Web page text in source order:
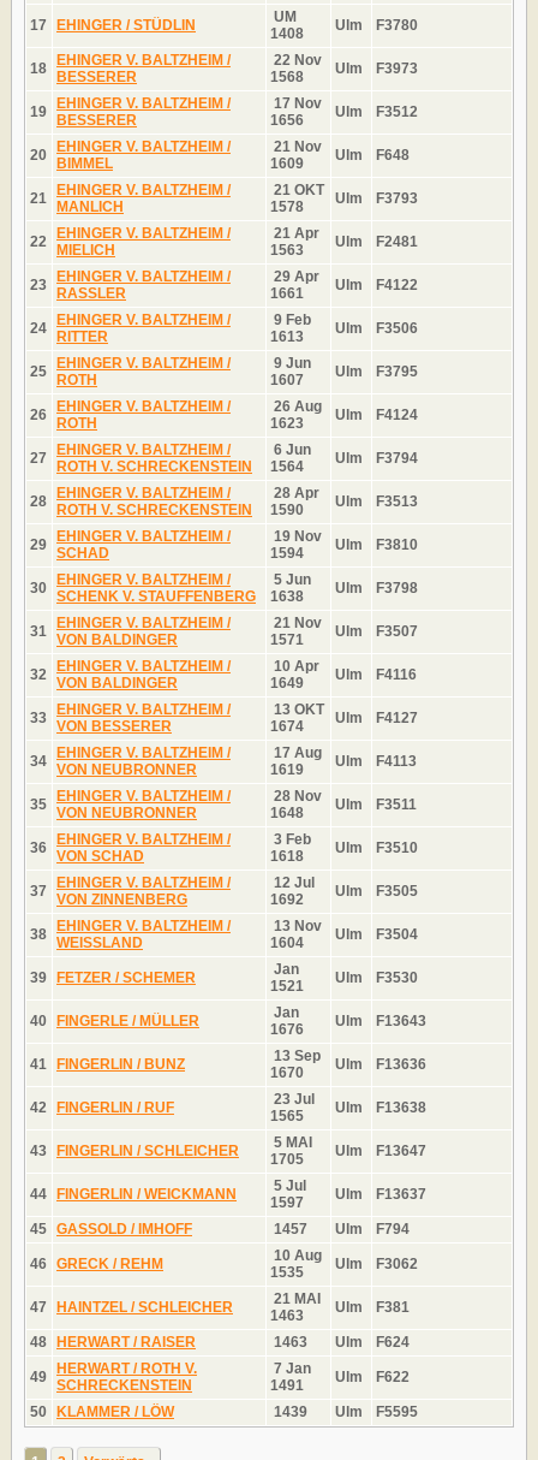
17 EHINGER / STÜDLIN
UM
1408
Ulm F3780
18 EHINGER V. BALTZHEIM /
BESSERER
22 Nov
1568
Ulm F3973
19 EHINGER V. BALTZHEIM /
BESSERER
17 Nov
1656
Ulm F3512
20 EHINGER V. BALTZHEIM /
BIMMEL
21 Nov
1609
Ulm F648
21 EHINGER V. BALTZHEIM /
MANLICH
21 OKT
1578
Ulm F3793
22 EHINGER V. BALTZHEIM /
MIELICH
21 Apr
1563
Ulm F2481
23 EHINGER V. BALTZHEIM /
RASSLER
29 Apr
1661
Ulm F4122
24 EHINGER V. BALTZHEIM /
RITTER
9 Feb
1613
Ulm F3506
25 EHINGER V. BALTZHEIM /
ROTH
9 Jun
1607
Ulm F3795
26 EHINGER V. BALTZHEIM /
ROTH
26 Aug
1623
Ulm F4124
27
EHINGER V. BALTZHEIM /
ROTH V. SCHRECKENSTEIN
6 Jun
1564
Ulm F3794
28 EHINGER V. BALTZHEIM /
ROTH V. SCHRECKENSTEIN
28 Apr
1590
Ulm F3513
29 EHINGER V. BALTZHEIM /
SCHAD
19 Nov
1594
Ulm F3810
30 EHINGER V. BALTZHEIM /
SCHENK V. STAUFFENBERG
5 Jun
1638
Ulm F3798
31 EHINGER V. BALTZHEIM /
VON BALDINGER
21 Nov
1571
Ulm F3507
32 EHINGER V. BALTZHEIM /
VON BALDINGER
10 Apr
1649
Ulm F4116
33 EHINGER V. BALTZHEIM /
VON BESSERER
13 OKT
1674
Ulm F4127
34 EHINGER V. BALTZHEIM /
VON NEUBRONNER
17 Aug
1619
Ulm F4113
35 EHINGER V. BALTZHEIM /
VON NEUBRONNER
28 Nov
1648
Ulm F3511
36 EHINGER V. BALTZHEIM /
VON SCHAD
3 Feb
1618
Ulm F3510
37
EHINGER V. BALTZHEIM /
VON ZINNENBERG
12 Jul
1692
Ulm F3505
38 EHINGER V. BALTZHEIM /
WEISSLAND
13 Nov
1604
Ulm F3504
39 FETZER / SCHEMER
Jan
1521
Ulm F3530
40 FINGERLE / MÜLLER
Jan
1676
Ulm F13643
41 FINGERLIN / BUNZ
13 Sep
1670
Ulm F13636
42 FINGERLIN / RUF
23 Jul
1565
Ulm F13638
43 FINGERLIN / SCHLEICHER
5 MAI
1705
Ulm F13647
44 FINGERLIN / WEICKMANN
5 Jul
1597
Ulm F13637
45 GASSOLD / IMHOFF 1457 Ulm F794
46 GRECK / REHM
10 Aug
1535
Ulm F3062
47 HAINTZEL / SCHLEICHER
21 MAI
1463
Ulm F381
48 HERWART / RAISER 1463 Ulm F624
49 HERWART / ROTH V.
SCHRECKENSTEIN
7 Jan
1491
Ulm F622
50 KLAMMER / LÖW 1439 Ulm F5595